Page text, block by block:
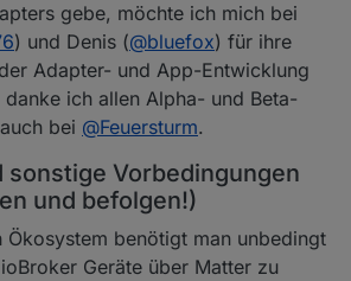
gebe, möchte ich mich bei
) und Denis (@bluefox) für ihre
Adapter- und App-Entwicklung
ich allen Alpha- und Beta-
bei @Feuersturm.
sonstige Vorbedingungen
und befolgen!)
Ökosystem benötigt man unbedingt
Geräte über Matter zu